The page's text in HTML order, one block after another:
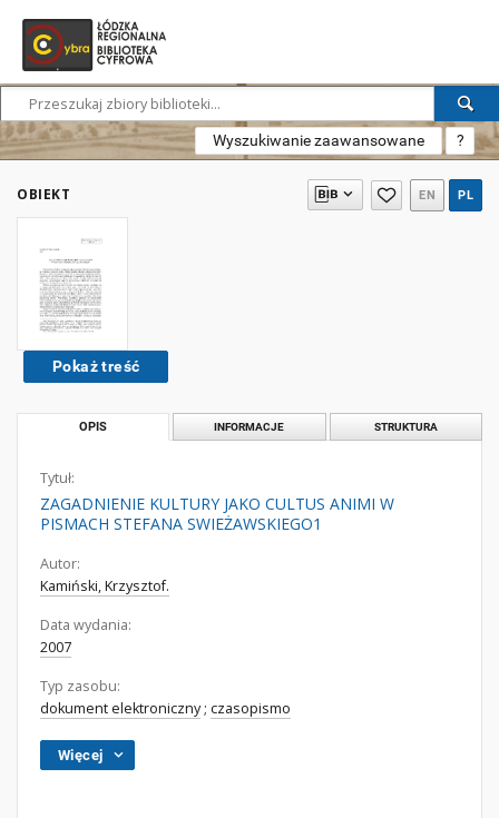
Wyszukiwanie zaawansowane ?
OBIEKT EN PL
Pokaż treść
OPIS INFORMACJE STRUKTURA
Tytuł:
ZAGADNIENIE KULTURY JAKO CULTUS ANIMI W
PISMACH STEFANA SWIEŻAWSKIEGO1
Autor:
Kamiński, Krzysztof.
Data wydania:
2007
Typ zasobu:
dokument elektroniczny; czasopismo
Więcej